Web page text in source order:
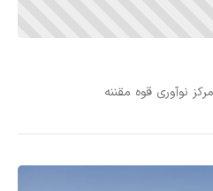
نوآوری قوه مقننه